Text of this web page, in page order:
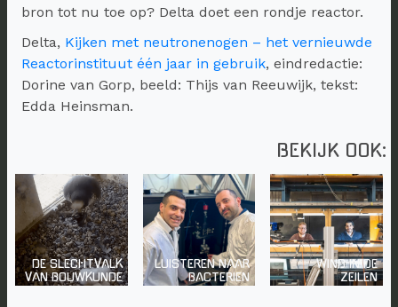
bron tot nu toe op? Delta doet een rondje reactor.
Delta, Kijken met neutronenogen – het vernieuwde
Reactorinstituut één jaar in gebruik, eindredactie:
Dorine van Gorp, beeld: Thijs van Reeuwijk, tekst:
Edda Heinsman.
BEKIJK OOK:
DE SLECHTVALK
VAN BOUWKUNDE
LUISTEREN NAAR
BACTERIEN
WIND IN DE
ZEILEN